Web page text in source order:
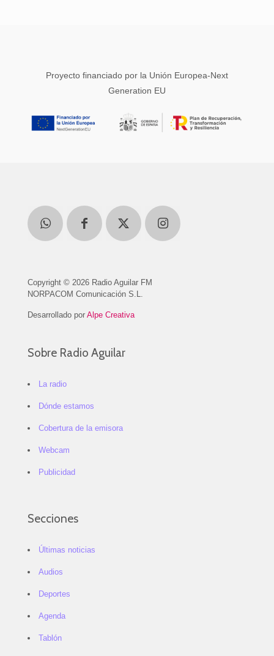
Proyecto financiado por la Unión Europea-Next
Generation EU
Copyright © 2026 Radio Aguilar FM
NORPACOM Comunicación S.L.
Desarrollado por Alpe Creativa
Sobre Radio Aguilar
La radio
Dónde estamos
Cobertura de la emisora
Webcam
Publicidad
Secciones
Últimas noticias
Audios
Deportes
Agenda
Tablón